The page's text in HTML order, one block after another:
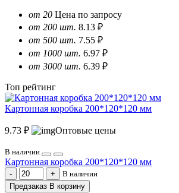
от 20 Цена по запросу
от 200 шт. 8.13 ₽
от 500 шт. 7.55 ₽
от 1000 шт. 6.97 ₽
от 3000 шт. 6.39 ₽
Топ рейтинг
Картонная коробка 200*120*120 мм
9.73 ₽ Оптовые цены
В наличии
Картонная коробка 200*120*120 мм
В наличии
Предзаказ В корзину